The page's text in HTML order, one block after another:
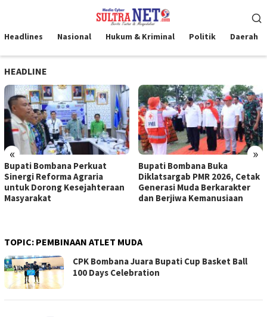
kontenMobile
Headlines Nasional Hukum & Kriminal Politik Daerah
HEADLINE
« »
Bupati Bombana Perkuat
Sinergi Reforma Agraria
untuk Dorong Kesejahteraan
Masyarakat
Bupati Bombana Buka
Diklatsargab PMR 2026, Cetak
Generasi Muda Berkarakter
dan Berjiwa Kemanusiaan
TOPIC: PEMBINAAN ATLET MUDA
CPK Bombana Juara Bupati Cup Basket Ball
100 Days Celebration